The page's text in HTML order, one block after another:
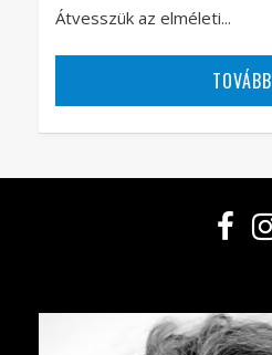
Átvesszük az elméleti...
TOVÁBB